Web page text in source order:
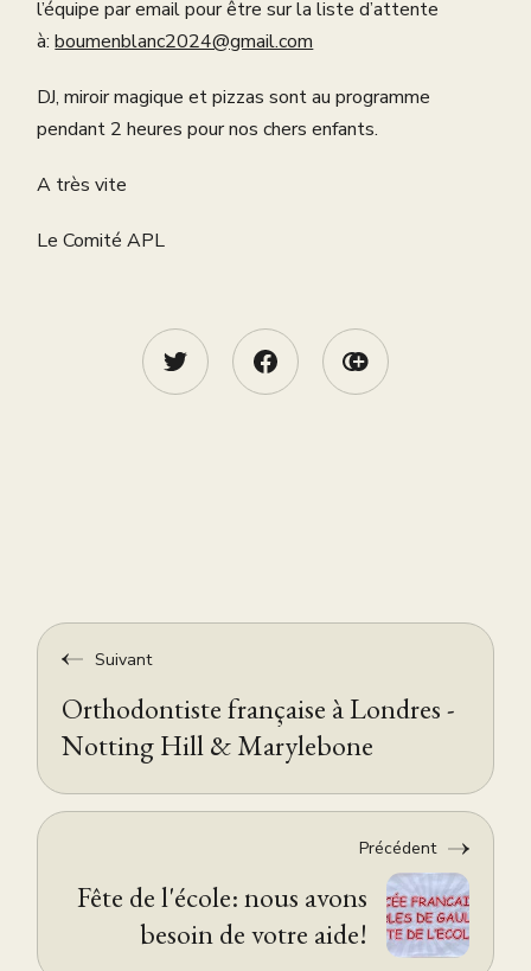
l’équipe par email pour être sur la liste d’attente
à:boumenblanc2024@gmail.com
DJ, miroir magique et pizzas sont au programme
pendant 2 heures pour nos chers enfants.
A très vite
Le Comité APL
Suivant
Orthodontiste française à Londres -
Notting Hill & Marylebone
Précédent
Fête de l'école: nous avons
besoin de votre aide!